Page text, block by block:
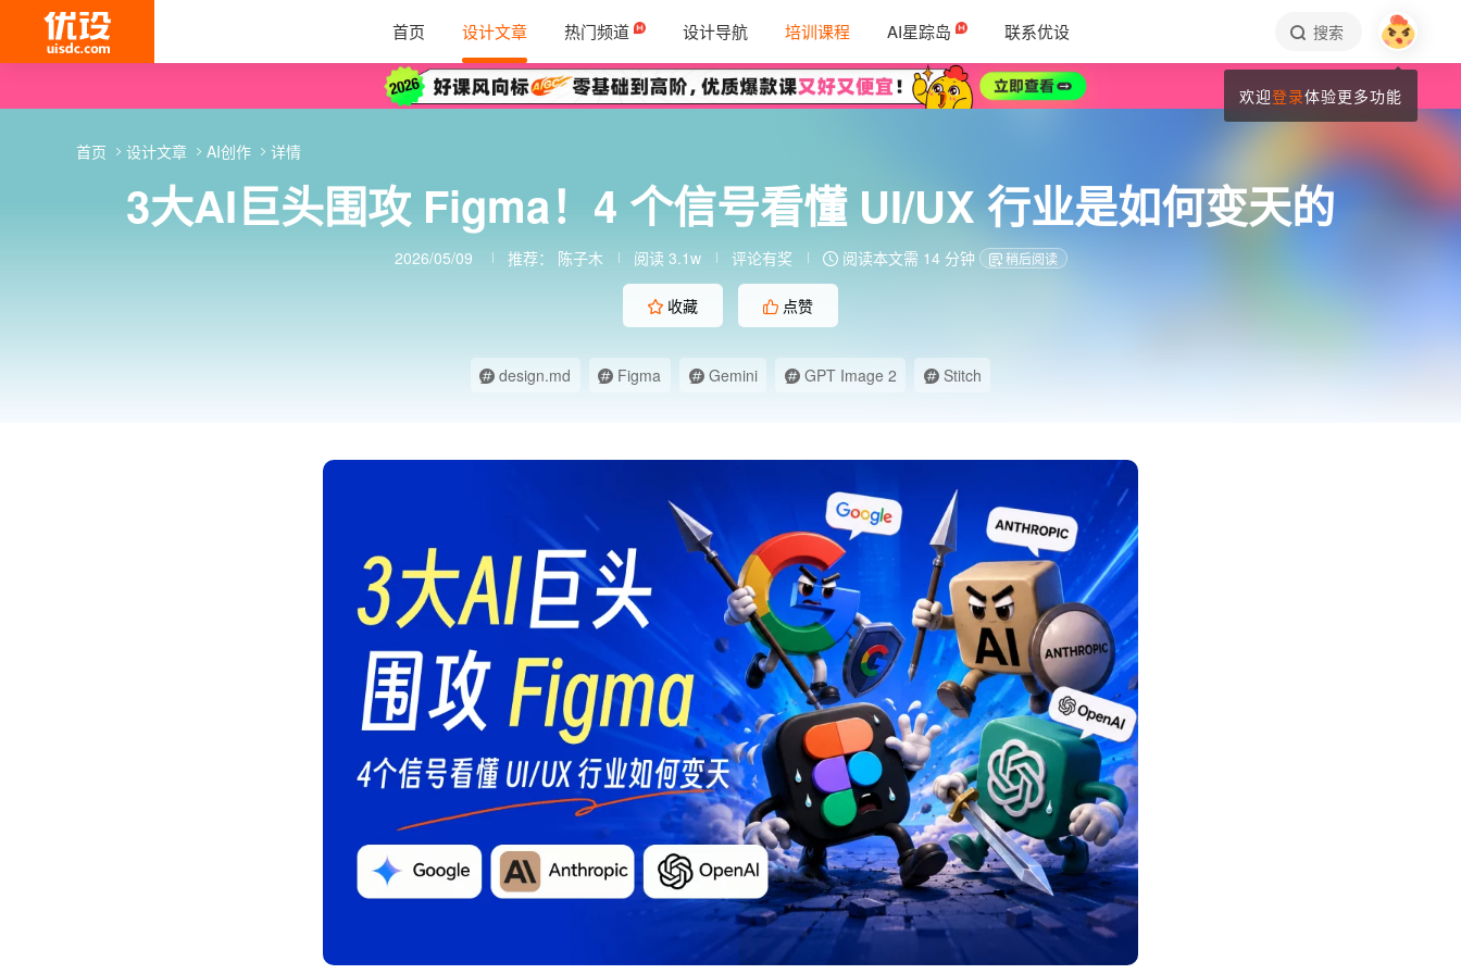
首页 设计文章 热门频道 设计导航 培训课程 AI星踪岛 联系优设 搜索
3大AI巨头围攻 Figma！4 个信号看懂 UI/UX 行业是如何变天的
2026/05/09 推荐： 陈子木 阅读 3.1w 评论有奖 阅读本文需 14 分钟 稍后阅读
收藏 点赞
design.md Figma Gemini GPT Image 2 Stitch
首页 设计文章 AI创作 详情
欢迎登录体验更多功能